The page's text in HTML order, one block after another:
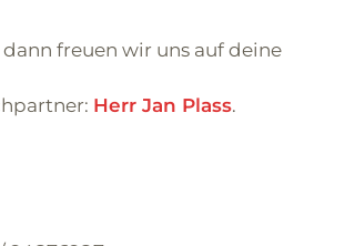
freuen wir uns auf deine
Herr Jan Plass.